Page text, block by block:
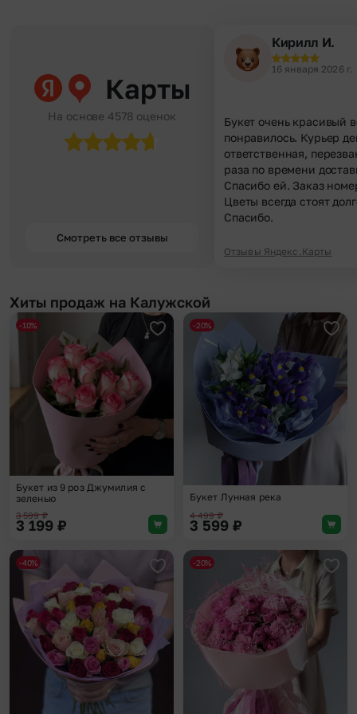
Карты
На основе 4578 оценок
Смотреть все отзывы
Кирилл И.
16 января 2026 г.
Букет очень красивый
понравилось. Курьер
ответственная,
раза по времени
Спасибо ей. Заказ
Цветы всегда стоят
Спасибо.
Отзывы Яндекс.Карты
Хиты продаж на Калужской
Добавить в избранное
-10%
Букет из 9 роз Джумилия с
зеленью
3 599₽
3 199 ₽
-20%
Букет Лунная река
4 499₽
3 599 ₽
Добавить в избранное
-40% -20%